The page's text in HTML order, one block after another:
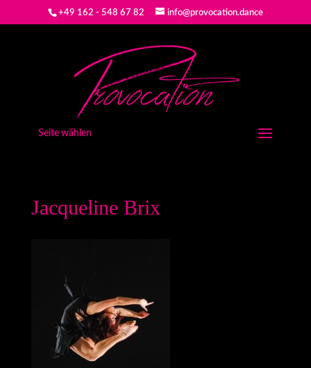
+49 162 - 548 67 82 info@provocation.dance
Seite wählen
Jacqueline Brix